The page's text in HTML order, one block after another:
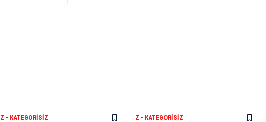
Z - KATEGORISIZ Z - KATEGORISIZ